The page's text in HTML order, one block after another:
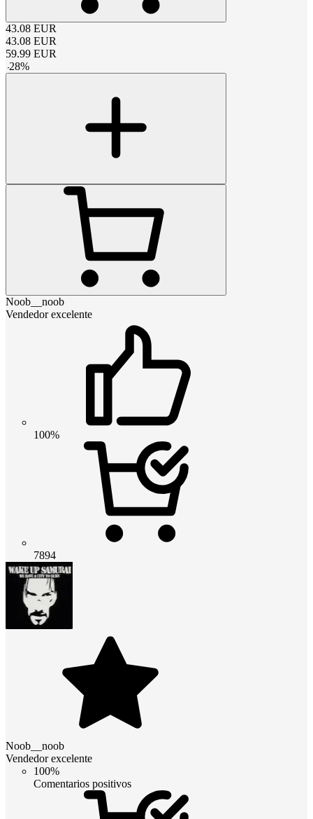
43.08 EUR
43.08 EUR
59.99 EUR
-28%
Noob__noob
Vendedor excelente
100%
7894
Noob__noob
Vendedor excelente
100%
Comentarios positivos